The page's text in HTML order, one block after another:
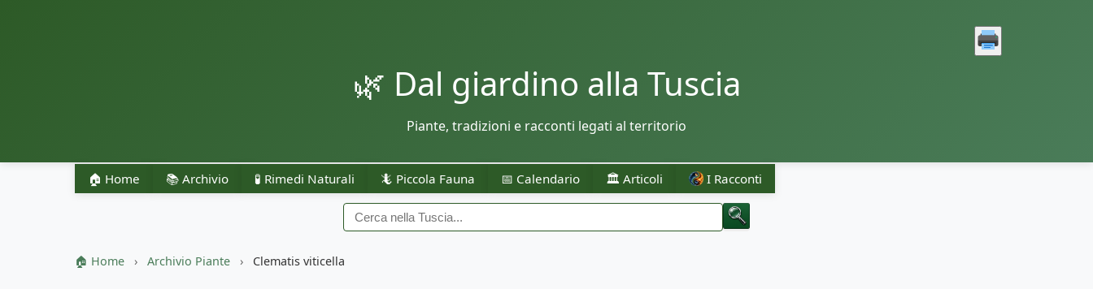
🌿 Dal giardino alla Tuscia
Piante, tradizioni e racconti legati al territorio
🏠 Home 📚 Archivio 🧪 Rimedi Naturali 🦎 Piccola Fauna 📅 Calendario 🏛️ Articoli I Racconti
🏠 Home › Archivio Piante › Clematis viticella